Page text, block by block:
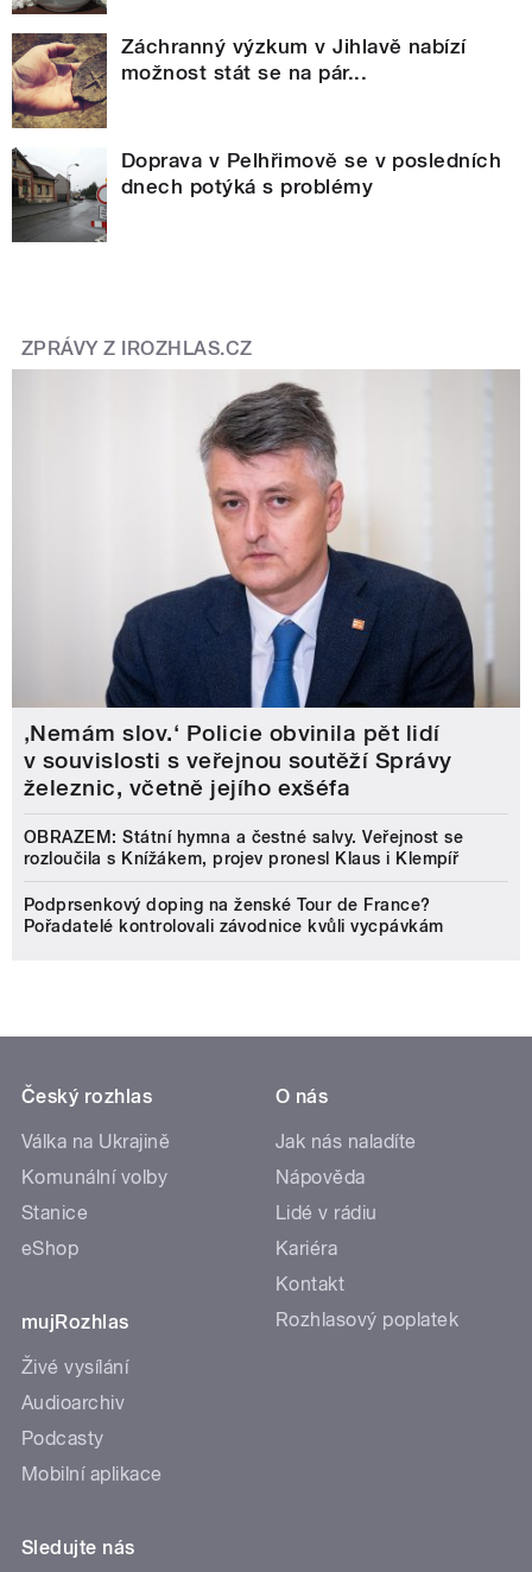
Záchranný výzkum v Jihlavě nabízí
možnost stát se na pár...
Doprava v Pelhřimově se v posledních
dnech potýká s problémy
ZPRÁVY Z IROZHLAS.CZ
‚Nemám slov.‘ Policie obvinila pět lidí
v souvislosti s veřejnou soutěží Správy
železnic, včetně jejího exšéfa
OBRAZEM: Státní hymna a čestné salvy. Veřejnost se
rozloučila s Knížákem, projev pronesl Klaus i Klempíř
Podprsenkový doping na ženské Tour de France?
Pořadatelé kontrolovali závodnice kvůli vycpávkám
Český rozhlas
Válka na Ukrajině
Komunální volby
Stanice
eShop
mujRozhlas
Živé vysílání
Audioarchiv
Podcasty
Mobilní aplikace
O nás
Jak nás naladíte
Nápověda
Lidé v rádiu
Kariéra
Kontakt
Rozhlasový poplatek
Sledujte nás